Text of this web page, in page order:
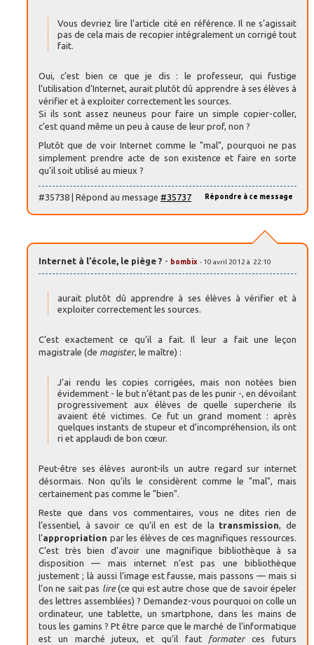
Vous devriez lire l’article cité en référence. Il ne s’agissait
pas de cela mais de recopier intégralement un corrigé tout
fait.
Oui, c’est bien ce que je dis : le professeur, qui fustige
l’utilisation d’Internet, aurait plutôt dû apprendre à ses élèves à
vérifier et à exploiter correctement les sources.
Si ils sont assez neuneus pour faire un simple copier-coller,
c’est quand même un peu à cause de leur prof, non ?
Plutôt que de voir Internet comme le "mal", pourquoi ne pas
simplement prendre acte de son existence et faire en sorte
qu’il soit utilisé au mieux ?
Répondre à ce message
#35738 | Répond au message #35737
Internet à l’école, le piège ? - bombix - 10 avril 2012 à 22:10
aurait plutôt dû apprendre à ses élèves à vérifier et à
exploiter correctement les sources.
C’est exactement ce qu’il a fait. Il leur a fait une leçon
magistrale (de magister, le maître) :
J’ai rendu les copies corrigées, mais non notées bien
évidemment - le but n’étant pas de les punir -, en dévoilant
progressivement aux élèves de quelle supercherie ils
avaient été victimes. Ce fut un grand moment : après
quelques instants de stupeur et d’incompréhension, ils ont
ri et applaudi de bon cœur.
Peut-être ses élèves auront-ils un autre regard sur internet
désormais. Non qu’ils le considèrent comme le "mal", mais
certainement pas comme le "bien".
Reste que dans vos commentaires, vous ne dites rien de
l’essentiel, à savoir ce qu’il en est de la transmission , de
l’appropriation par les élèves de ces magnifiques ressources.
C’est très bien d’avoir une magnifique bibliothèque à sa
disposition — mais internet n’est pas une bibliothèque
justement ; là aussi l’image est fausse, mais passons — mais si
l’on ne sait pas lire(ce qui est autre chose que de savoir épeler
des lettres assemblées) ? Demandez-vous pourquoi on colle un
ordinateur, une tablette, un smartphone, dans les mains de
tous les gamins ? Pt être parce que le marché de l’informatique
est un marché juteux, et qu’il faut formaterces futurs